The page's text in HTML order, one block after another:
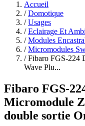
Accueil
/ Domotique
/ Usages
/ Eclairage Et
/ Modules
/ Micromodules
/ Fibaro FGS-224
Wave Plu...
Fibaro FGS-
Micromodule
double sortie